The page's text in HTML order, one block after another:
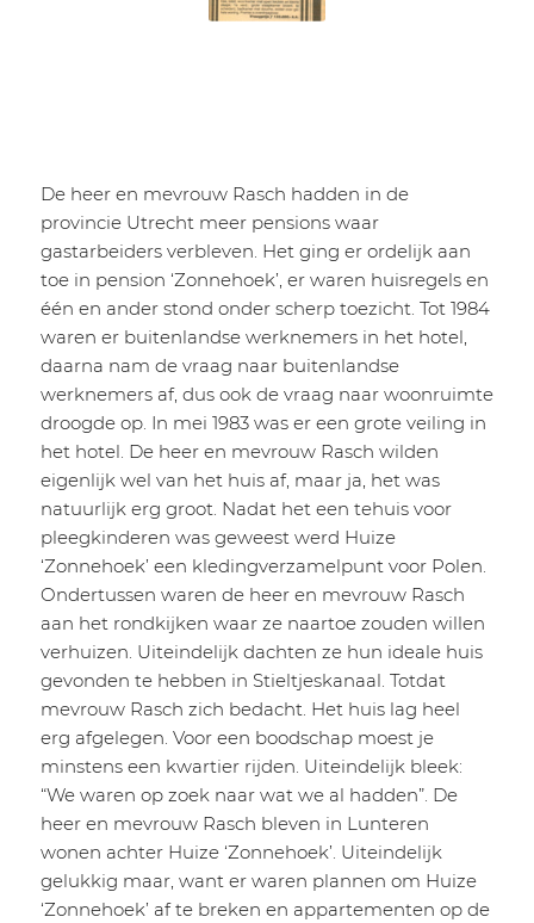
De heer en mevrouw Rasch hadden in de
provincie Utrecht meer pensions waar
gastarbeiders verbleven. Het ging er ordelijk aan
toe in pension ‘Zonnehoek’, er waren huisregels en
één en ander stond onder scherp toezicht. Tot 1984
waren er buitenlandse werknemers in het hotel,
daarna nam de vraag naar buitenlandse
werknemers af, dus ook de vraag naar woonruimte
droogde op. In mei 1983 was er een grote veiling in
het hotel. De heer en mevrouw Rasch wilden
eigenlijk wel van het huis af, maar ja, het was
natuurlijk erg groot. Nadat het een tehuis voor
pleegkinderen was geweest werd Huize
‘Zonnehoek’ een kledingverzamelpunt voor Polen.
Ondertussen waren de heer en mevrouw Rasch
aan het rondkijken waar ze naartoe zouden willen
verhuizen. Uiteindelijk dachten ze hun ideale huis
gevonden te hebben in Stieltjeskanaal. Totdat
mevrouw Rasch zich bedacht. Het huis lag heel
erg afgelegen. Voor een boodschap moest je
minstens een kwartier rijden. Uiteindelijk bleek:
“We waren op zoek naar wat we al hadden”. De
heer en mevrouw Rasch bleven in Lunteren
wonen achter Huize ‘Zonnehoek’. Uiteindelijk
gelukkig maar, want er waren plannen om Huize
‘Zonnehoek’ af te breken en appartementen op de